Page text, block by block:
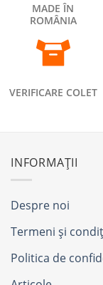
MADE ÎN
ROMÂNIA
VERIFICARE COLET
INFORMAȚII
Despre noi
Termeni și
Politica de